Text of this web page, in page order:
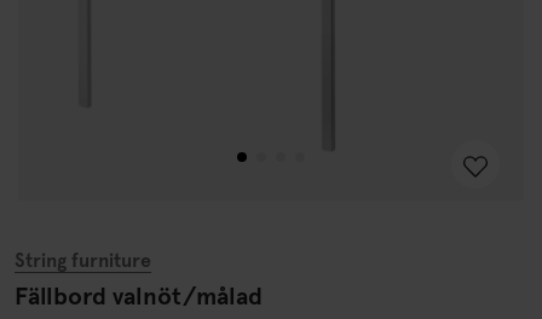
String furniture
Fällbord valnöt/målad